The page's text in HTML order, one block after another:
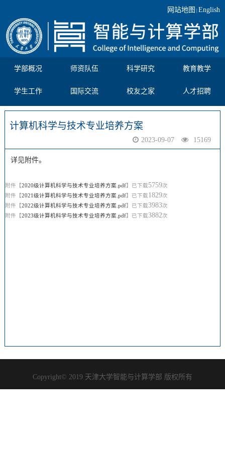
网站地图 English
学部概况 师资队伍 科学研究 教育教学
学生工作 国际交流 校友之家 人才招聘
计算机科学与技术专业培养方案
2023-09-07 15169
详见附件。
附件【2020级计算机科学与技术专业培养方案.pdf】已下载5759次
附件【2021级计算机科学与技术专业培养方案.pdf】已下载1829次
附件【2022级计算机科学与技术专业培养方案.pdf】已下载3983次
附件【2023级计算机科学与技术专业培养方案.pdf】已下载3882次
Copyright© 2019 天津大学智能与计算学部 版权所有